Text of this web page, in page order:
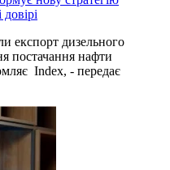
експорт дизельного
постачання нафти
Index, - передає